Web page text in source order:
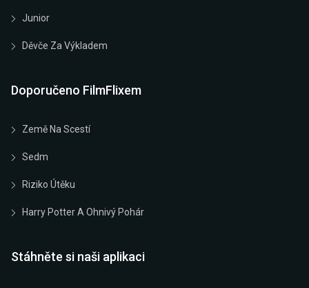
Junior
Děvče Za Výkladem
Doporučeno FilmFlixem
Země Na Scestí
Sedm
Riziko Útěku
Harry Potter A Ohnivý Pohár
Stáhněte si naši aplikaci